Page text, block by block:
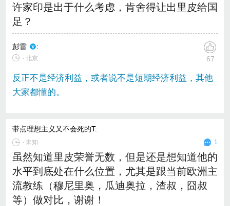
许家印是出于什么考虑，肯舍得让出里皮给国
足？
彭雷 :
∙ 北京 67
反正不是经济利益，或者说不是短期经济利益，其他
大家都懂的。
带点理想主义又不会死的T:
∙ 未知 1
虽然知道里皮荣誉无数，但是还是想知道他的
水平到底处在什么位置，尤其是跟当前欧洲主
流教练（穆尼里奥，瓜迪奥拉，渣叔，囧叔
等）做对比，谢谢！